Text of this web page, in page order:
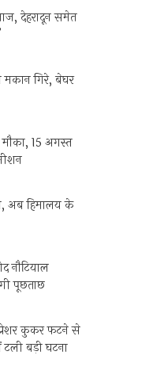
देहरादून समेत
मकान गिरे, बेघर
15 अगस्त
अब हिमालय के
नौटियाल
पूछताछ
प्रेशर कुकर फटने से
बड़ी घटना